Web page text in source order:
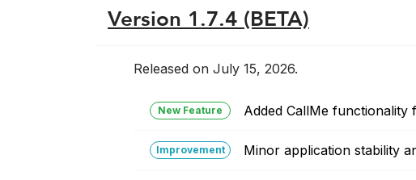
Version 1.7.4 (BETA)
Released on July 15, 2026.
New Feature Added CallMe functionality
Improvement Minor application stability